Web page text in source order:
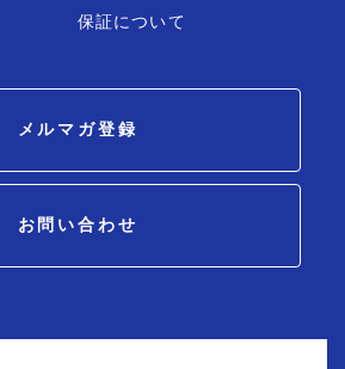
保証について
メルマガ登録
お問い合わせ